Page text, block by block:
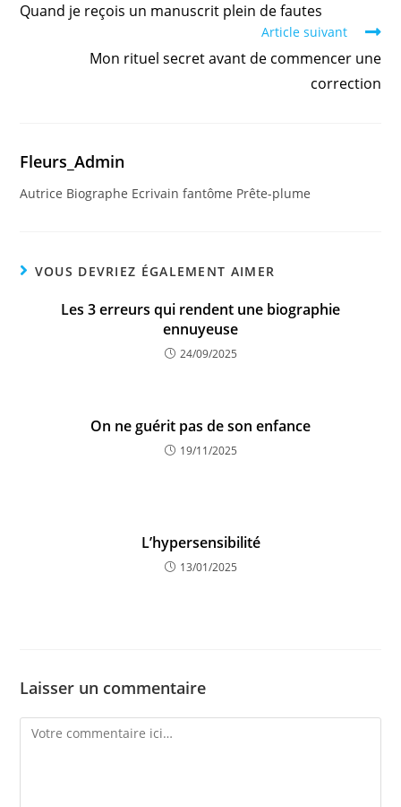
Quand je reçois un manuscrit plein de fautes
Article suivant
Mon rituel secret avant de commencer une
correction
Fleurs_Admin
Autrice Biographe Ecrivain fantôme Prête-plume
VOUS DEVRIEZ ÉGALEMENT AIMER
Les 3 erreurs qui rendent une biographie
ennuyeuse
24/09/2025
On ne guérit pas de son enfance
19/11/2025
L’hypersensibilité
13/01/2025
Laisser un commentaire